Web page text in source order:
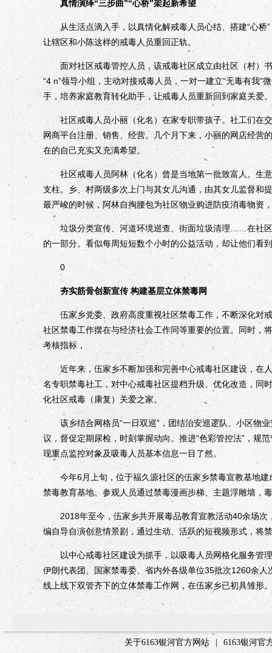
真情演绎“三步曲”“心桥”架起新希望
从生活点滴入手，以真情化解戒毒人员心结、搭建“心桥”
让辖区和小陈这样的戒毒人员重回正轨。
面对社区戒毒管控人员，该戒毒社区成立由社区（村）
“4 n”领导小组，主动对接戒毒人员，一对一建立“无毒有我
手，培养家庭教育转化助手，让戒毒人员重新回到家庭关爱。
社区戒毒人员小丽（化名）在家专职带孩子。社工们在交
网商平台注册、销售、经营。几个月下来，小丽的网店经营
在的自己充实又充满希望。
社区戒毒人员阿林（化名）曾是当地第一批致富人。生
支柱。乡、村两级多次上门与其女儿沟通，由其女儿监督和
最严峻的时候，阿林自掏腰包为社区物业购进防疫消毒物资
垃圾分类宣传、河道环境巡查、街面垃圾清理……在社区
的一部分。看似每周短短数个小时的公益活动，却让他们看
0
夯实筋骨创新宣传 构建基层立体禁毒网
伍家乡党委、政府高度重视社区禁毒工作，不断深化对戒
社区禁毒工作摆在与经济社会工作同等重要的位置。同时，
考核指标，
近年来，伍家乡不断加强和完善中心戒毒社区建设，在人
名专职禁毒社工，对中心戒毒社区提档升级、优化改造，同
化社区戒毒（康复）关爱之家。
该乡结合网格员“一日双巡”，团结治安巡逻队、小区物业
议，督促定期尿检，时刻掌握动向。推进“色彩管控法”，规
现重点监控对象及吸毒人员基本信息一目了然。
今年6月上旬，位于福久源社区的伍家乡禁毒宣教基地建
禁毒教育基地。参观人员通过禁毒漫画步梯、主题浮雕墙，
2018年至今，伍家乡共开展毒品教育宣教活动40余场次
编自导自演创意情景剧，通过生动、活跃的短视频形式，将
以中心戒毒社区建设为抓手，以吸毒人员网格化服务管理
伊朗代表团、国家禁毒委、省内外各级单位35批次1260余
线上线下双管齐下的立体禁毒工作网，在伍家乡已初具雏形。
关于6163银河官方网站
6163银河官